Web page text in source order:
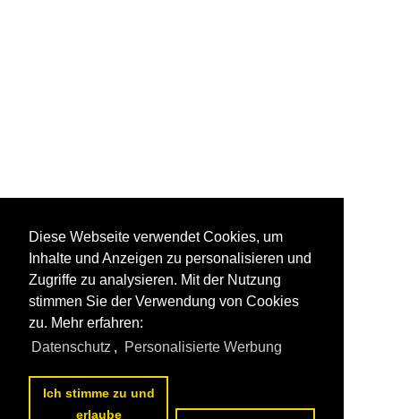
Diese Webseite verwendet Cookies, um
Inhalte und Anzeigen zu personalisieren und
Zugriffe zu analysieren. Mit der Nutzung
stimmen Sie der Verwendung von Cookies
zu. Mehr erfahren:
Datenschutz , Personalisierte Werbung
Ich stimme zu und
erlaube